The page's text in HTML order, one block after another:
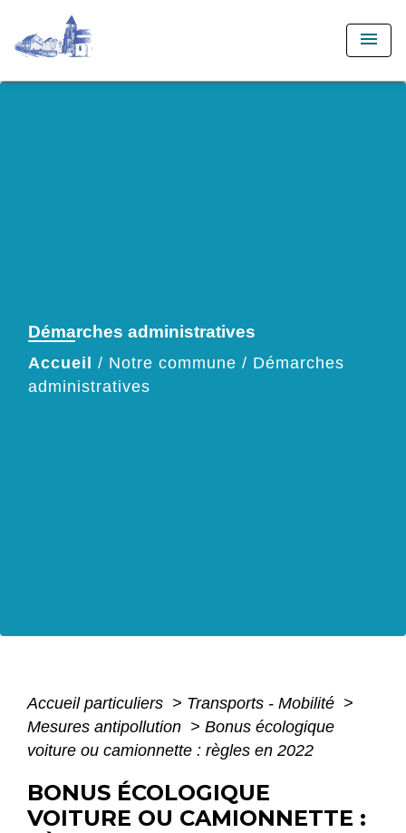
menu
Démarches administratives
Accueil / Notre commune / Démarches
administratives
Accueil particuliers > Transports - Mobilité >
Mesures antipollution > Bonus écologique
voiture ou camionnette : règles en 2022
BONUS ÉCOLOGIQUE
VOITURE OU CAMIONNETTE :